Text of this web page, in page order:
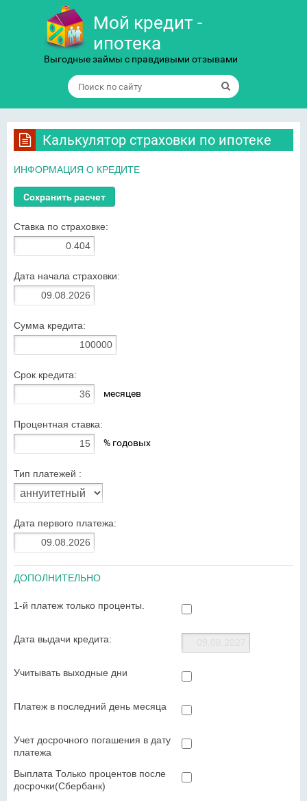
Мой кредит -
ипотека
Выгодные займы с правдивыми отзывами
Калькулятор страховки по ипотеке
ИНФОРМАЦИЯ О КРЕДИТЕ
Ставка по страховке:
Дата начала страховки:
Сумма кредита:
Срок кредита:
месяцев
Процентная ставка:
% годовых
Тип платежей :
Дата первого платежа:
ДОПОЛНИТЕЛЬНО
1-й платеж только проценты.
Дата выдачи кредита:
Учитывать выходные дни
Платеж в последний день месяца
Учет досрочного погашения в дату
платежа
Выплата Только процентов после
досрочки(Сбербанк)